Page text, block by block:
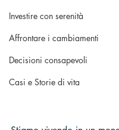
Investire con serenità
Affrontare i cambiamenti
Decisioni consapevoli
Casi e Storie di vita